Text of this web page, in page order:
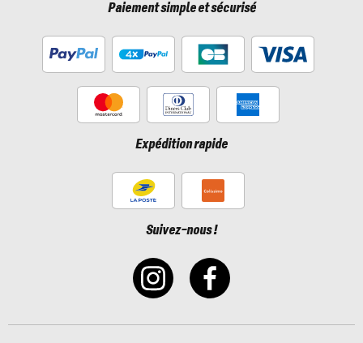
Paiement simple et sécurisé
Expédition rapide
Suivez-nous !